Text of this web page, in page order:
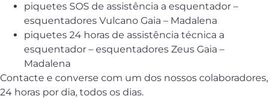
piquetes SOS de assistência a esquentador –
esquentadores Vulcano Gaia – Madalena
piquetes 24 horas de assistência técnica a
esquentador – esquentadores Zeus Gaia –
Madalena
Contacte e converse com um dos nossos colaboradores,
24 horas por dia, todos os dias.